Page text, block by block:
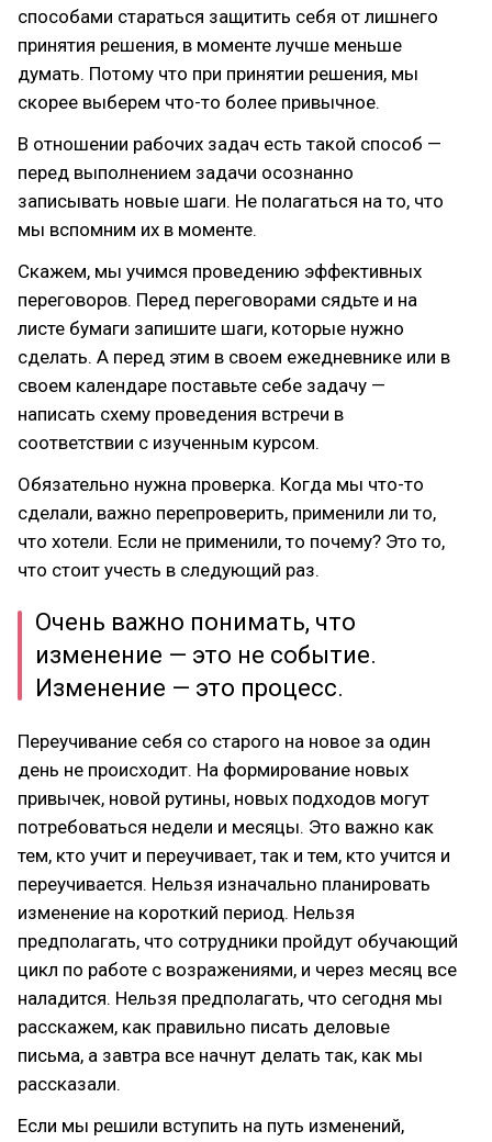
способами стараться защитить себя от лишнего
принятия решения, в моменте лучше меньше
думать. Потому что при принятии решения, мы
скорее выберем что-то более привычное.
В отношении рабочих задач есть такой способ —
перед выполнением задачи осознанно
записывать новые шаги. Не полагаться на то, что
мы вспомним их в моменте.
Скажем, мы учимся проведению эффективных
переговоров. Перед переговорами сядьте и на
листе бумаги запишите шаги, которые нужно
сделать. А перед этим в своем ежедневнике или в
своем календаре поставьте себе задачу —
написать схему проведения встречи в
соответствии с изученным курсом.
Обязательно нужна проверка. Когда мы что-то
сделали, важно перепроверить, применили ли то,
что хотели. Если не применили, то почему? Это то,
что стоит учесть в следующий раз.
Очень важно понимать, что
изменение — это не событие.
Изменение — это процесс.
Переучивание себя со старого на новое за один
день не происходит. На формирование новых
привычек, новой рутины, новых подходов могут
потребоваться недели и месяцы. Это важно как
тем, кто учит и переучивает, так и тем, кто учится и
переучивается. Нельзя изначально планировать
изменение на короткий период. Нельзя
предполагать, что сотрудники пройдут обучающий
цикл по работе с возражениями, и через месяц все
наладится. Нельзя предполагать, что сегодня мы
расскажем, как правильно писать деловые
письма, а завтра все начнут делать так, как мы
рассказали.
Если мы решили вступить на путь изменений,